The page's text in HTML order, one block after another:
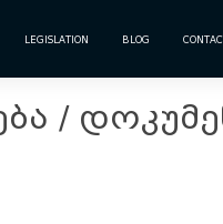
LEGISLATION BLOG
/